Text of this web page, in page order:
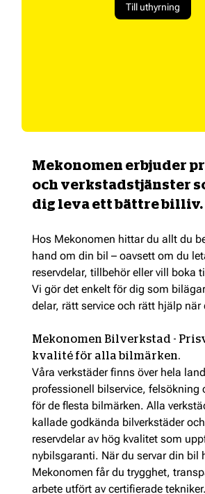
Till uthyrning
Mekonomen erbjuder
och verkstadstjänster
dig leva ett bättre billiv.
Hos Mekonomen hittar du allt du
hand om din bil – oavsett om du
reservdelar, tillbehör eller vill boka
Vi gör det enkelt för dig som
delar, rätt service och rätt hjälp när
Mekonomen Bilverkstad -
kvalité för alla bilmärken.
Våra verkstäder finns över hela
professionell bilservice, felsökning
för de flesta bilmärken. Alla
kallade godkända bilverkstäder
reservdelar av hög kvalitet som
nybilsgaranti. När du servar din bil
Mekonomen får du trygghet,
arbete utfört av certifierade tekniker.